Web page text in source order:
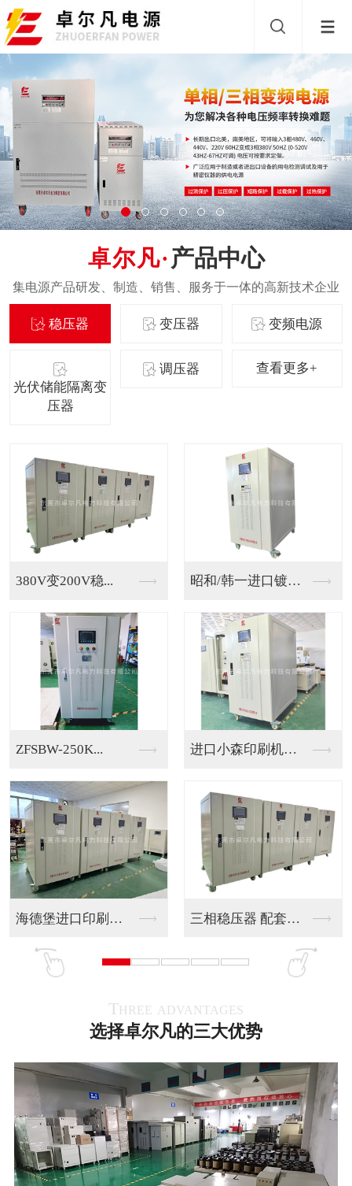
产品中心
稳压器 变压器 变频电源
光伏储能隔离变
压器
调压器 查看更多+
数控车床出口墨西哥4... 出口日本机械设备专用...
230V变480V三...
220V变380V出... 出口印度三相415V...
Three advantages
选择卓尔凡的三大优势